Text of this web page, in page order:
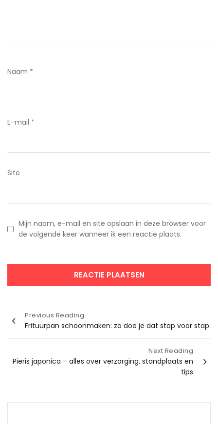
Naam *
E-mail *
Site
Mijn naam, e-mail en site opslaan in deze browser voor
de volgende keer wanneer ik een reactie plaats.
Bericht
navigatie
Previous Reading
Frituurpan schoonmaken: zo doe je dat stap voor stap
Next Reading
Pieris japonica – alles over verzorging, standplaats en
tips